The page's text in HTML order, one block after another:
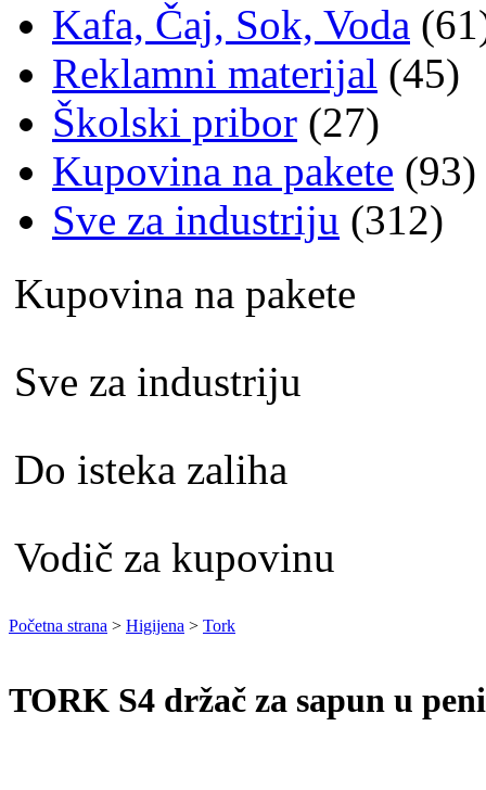
Kafa, Čaj, Sok, Voda
Reklamni materijal (45)
Školski pribor (27)
Kupovina na pakete (93)
Sve za industriju (312)
Kupovina na pakete
Sve za industriju
Do isteka zaliha
Vodič za kupovinu
Početna strana > Higijena > Tork
TORK S4 držač za sapun u